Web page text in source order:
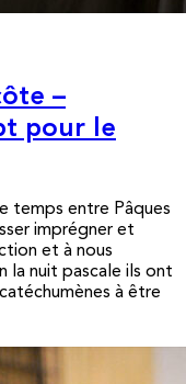
–
pour le
temps entre Pâques
imprégner et
et à nous
la nuit pascale ils ont
à être